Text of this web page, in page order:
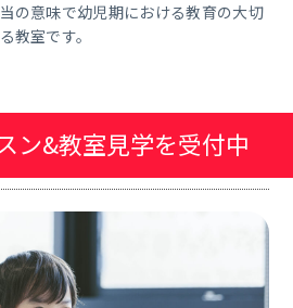
の意味で幼児期における教育の大切
教室です。
ン&教室見学を受付中